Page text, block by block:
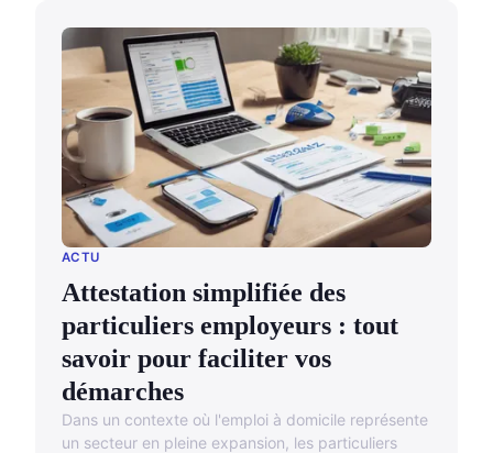
ACTU
Attestation simplifiée des
particuliers employeurs : tout
savoir pour faciliter vos
démarches
Dans un contexte où l'emploi à domicile représente
un secteur en pleine expansion, les particuliers